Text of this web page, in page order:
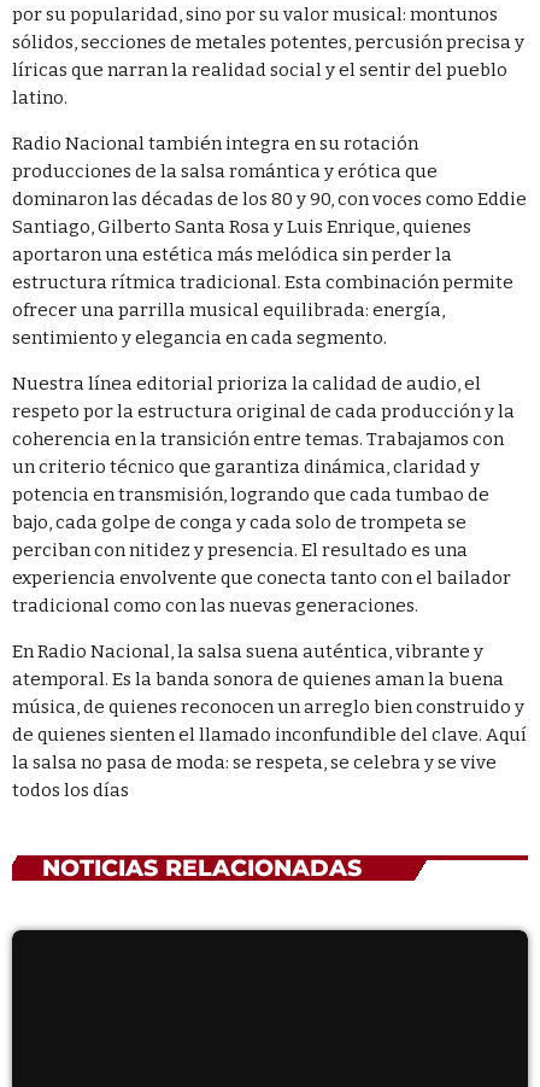
Jazz Junction
MIXED BY ARTHUR BENNET
10:00 AM - 12:00 AM
LAS MEJORES ALABANZAS
12:00 AM - 2:00 AM
Echo Waves
PRESENTED BY KENNETH DELL
5:00 AM - 7:00 AM
por su popularidad, sino por su valor musical: montunos
sólidos, secciones de metales potentes, percusión precisa y
líricas que narran la realidad social y el sentir del pueblo
latino.
Radio Nacional también integra en su rotación
producciones de la salsa romántica y erótica que
dominaron las décadas de los 80 y 90, con voces como Eddie
Santiago,Gilberto Santa RosayLuis Enrique, quienes
aportaron una estética más melódica sin perder la
estructura rítmica tradicional. Esta combinación permite
ofrecer una parrilla musical equilibrada: energía,
sentimiento y elegancia en cada segmento.
Nuestra línea editorial prioriza la calidad de audio, el
respeto por la estructura original de cada producción y la
coherencia en la transición entre temas. Trabajamos con
un criterio técnico que garantiza dinámica, claridad y
potencia en transmisión, logrando que cada tumbao de
bajo, cada golpe de conga y cada solo de trompeta se
perciban con nitidez y presencia. El resultado es una
experiencia envolvente que conecta tanto con el bailador
tradicional como con las nuevas generaciones.
En Radio Nacional, la salsa suena auténtica, vibrante y
atemporal. Es la banda sonora de quienes aman la buena
música, de quienes reconocen un arreglo bien construido y
de quienes sienten el llamado inconfundible del clave. Aquí
la salsa no pasa de moda: se respeta, se celebra y se vive
todos los días
NOTICIAS RELACIONADAS